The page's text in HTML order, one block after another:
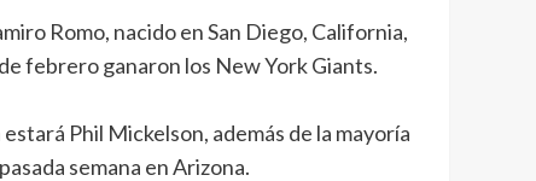
Romo, nacido en San Diego, California,
febrero ganaron los New York Giants.
Phil Mickelson, además de la mayoría
semana en Arizona.